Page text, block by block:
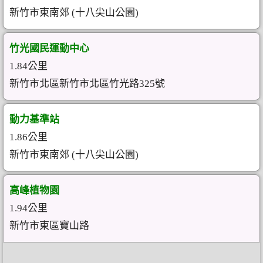
新竹市東南郊 (十八尖山公園)
竹光國民運動中心
1.84公里
新竹市北區新竹市北區竹光路325號
動力基準站
1.86公里
新竹市東南郊 (十八尖山公園)
高峰植物園
1.94公里
新竹市東區寶山路